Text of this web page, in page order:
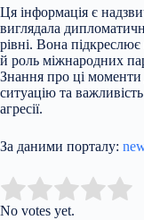
Ця інформація є
виглядала
рівні. Вона підкреслює
й роль міжнародних
Знання про ці
ситуацію та
агресії.
За даними порталу:
Rate this item:
No votes yet.